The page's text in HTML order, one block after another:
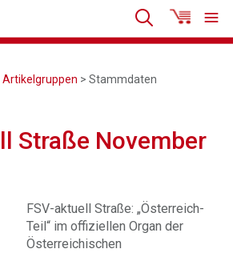
Artikelgruppen > Stammdaten
Straße November
FSV-aktuell Straße: „Österreich-
Teil“ im offiziellen Organ der
Österreichischen